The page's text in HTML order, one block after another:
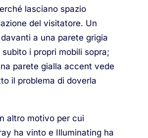
lasciano spazio
del visitatore. Un
a una parete grigia
i propri mobili sopra;
parete gialla accent vede
il problema di doverla
altro motivo per cui
ha vinto e Illuminating ha